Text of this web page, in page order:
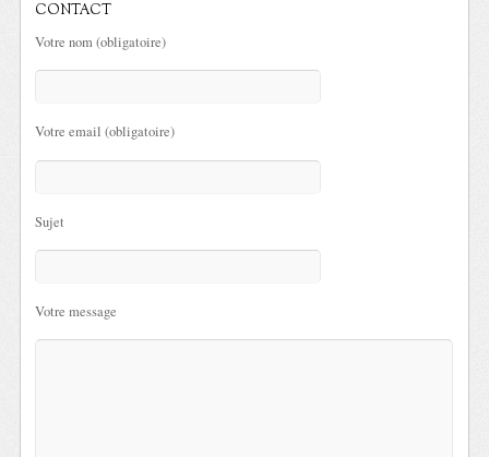
CONTACT
Votre nom (obligatoire)
Votre email (obligatoire)
Sujet
Votre message